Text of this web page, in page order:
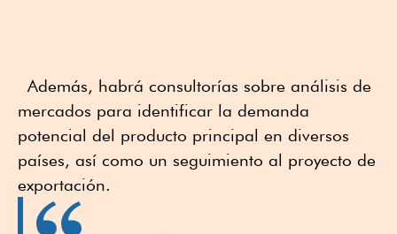
Además, habrá consultorías sobre análisis de
mercados para identificar la demanda
potencial del producto principal en diversos
países, así como un seguimiento al proyecto de
exportación.